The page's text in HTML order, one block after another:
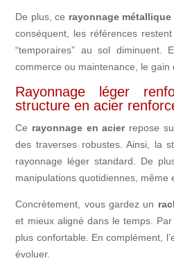
De plus, ce rayonnage métallique
conséquent, les références
“temporaires” au sol diminuent.
commerce ou maintenance, le gain
Rayonnage léger
structure en acier
Ce rayonnage en acierrepose
des traverses robustes. Ainsi, la
rayonnage léger standard. De
manipulations quotidiennes, même
Concrètement, vous gardez un
et mieux aligné dans le temps. Par
plus confortable. En complément,
évoluer.